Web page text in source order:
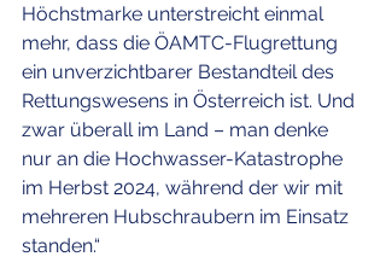
Höchstmarke unterstreicht einmal
mehr, dass die ÖAMTC-Flugrettung
ein unverzichtbarer Bestandteil des
Rettungswesens in Österreich ist. Und
zwar überall im Land – man denke
nur an die Hochwasser-Katastrophe
im Herbst 2024, während der wir mit
mehreren Hubschraubern im Einsatz
standen.“